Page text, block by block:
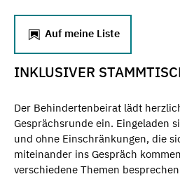
Auf meine Liste
INKLUSIVER
Der Behindertenbeirat lädt
Gesprächsrunde ein. Eingeladen
und ohne Einschränkungen, die
miteinander ins Gespräch
verschiedene Themen